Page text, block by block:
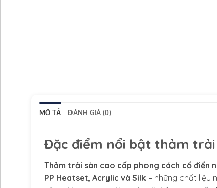
MÔ TẢ ĐÁNH GIÁ (0)
Đặc điểm nổi bật thảm trải
Thảm trải sàn cao cấp phong cách cổ điển
PP Heatset, Acrylic và Silk – những chất liệu